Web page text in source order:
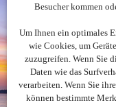
Besucher kommen
Um Ihnen ein optimales
wie Cookies, um
zuzugreifen. Wenn Sie
Daten wie das
verarbeiten. Wenn Sie
können bestimmte
Wir